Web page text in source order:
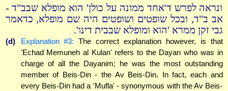
ונראה לפרש ד'אחד ממונה על כולן' הוא מופלא שבב"ד -
אב ב"ד, ובכל שופטים ושופטים היה שם מופלא, כדאמר
גבי זקן ממרא 'הוא ומופלא שבבית דינו'.
(d) Explanation #3: The correct explanation however, is that
'Echad Memuneh al Kulan' refers to the Dayan who was in
charge of all the Dayanim; he was the most outstanding
member of Beis-Din - the Av Beis-Din. In fact, each and
every Beis-Din had a 'Mufla' - synonymous with the Av Beis-